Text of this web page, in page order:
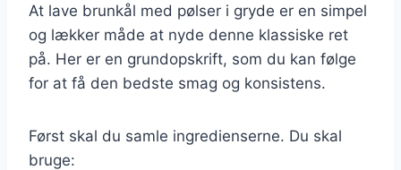
At lave brunkål med pølser i gryde er en simpel
og lækker måde at nyde denne klassiske ret
på. Her er en grundopskrift, som du kan følge
for at få den bedste smag og konsistens.
Først skal du samle ingredienserne. Du skal
bruge: